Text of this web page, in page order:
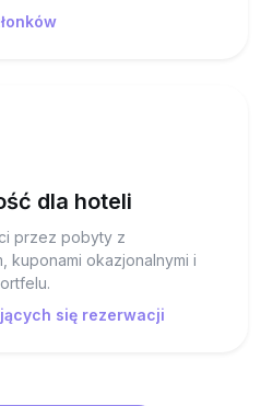
dla hoteli
przez pobyty z
kuponami okazjonalnymi i
się rezerwacji